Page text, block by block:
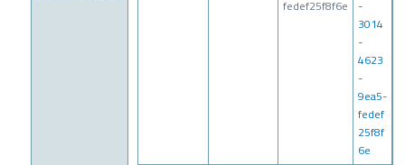
fedef25f8f6e
-
3014
-
4623
-
9ea5-
fedef
25f8f
6e